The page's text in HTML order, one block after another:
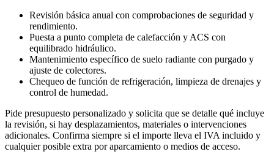
Revisión básica anual con comprobaciones de seguridad y
rendimiento.
Puesta a punto completa de calefacción y ACS con
equilibrado hidráulico.
Mantenimiento específico de suelo radiante con purgado y
ajuste de colectores.
Chequeo de función de refrigeración, limpieza de drenajes y
control de humedad.
Pide presupuesto personalizado y solicita que se detalle qué incluye
la revisión, si hay desplazamientos, materiales o intervenciones
adicionales. Confirma siempre si el importe lleva el IVA incluido y
cualquier posible extra por aparcamiento o medios de acceso.